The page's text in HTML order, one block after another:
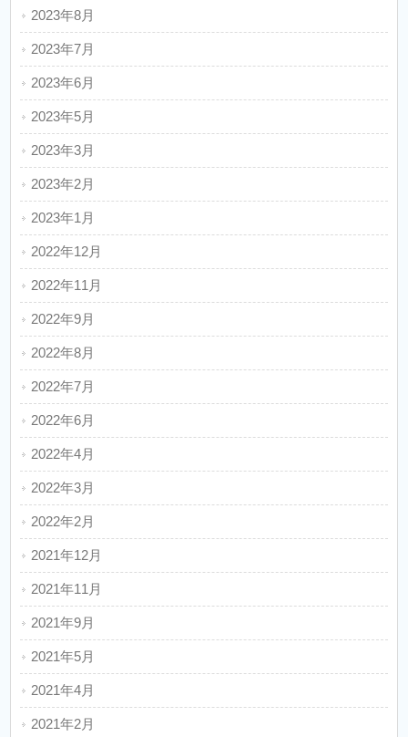
2023年8月
2023年7月
2023年6月
2023年5月
2023年3月
2023年2月
2023年1月
2022年12月
2022年11月
2022年9月
2022年8月
2022年7月
2022年6月
2022年4月
2022年3月
2022年2月
2021年12月
2021年11月
2021年9月
2021年5月
2021年4月
2021年2月